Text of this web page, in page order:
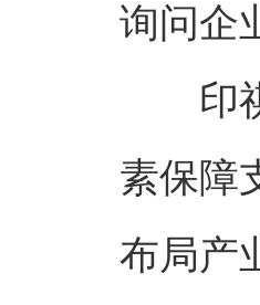
询问企
印
素保障
布局产